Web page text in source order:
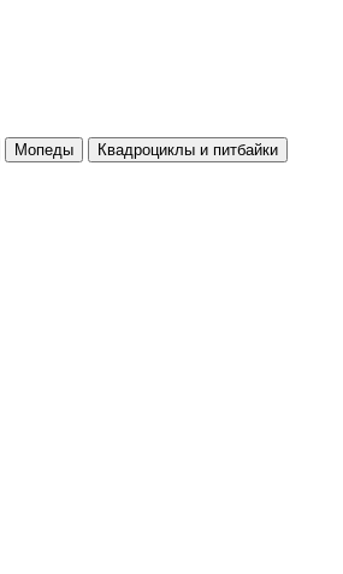
Мопеды
Квадроциклы и питбайки